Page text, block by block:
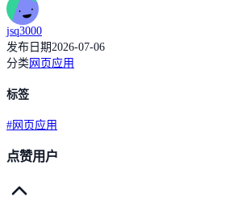
jsq3000
发布日期2026-07-06
分类网页应用
标签
#网页应用
点赞用户